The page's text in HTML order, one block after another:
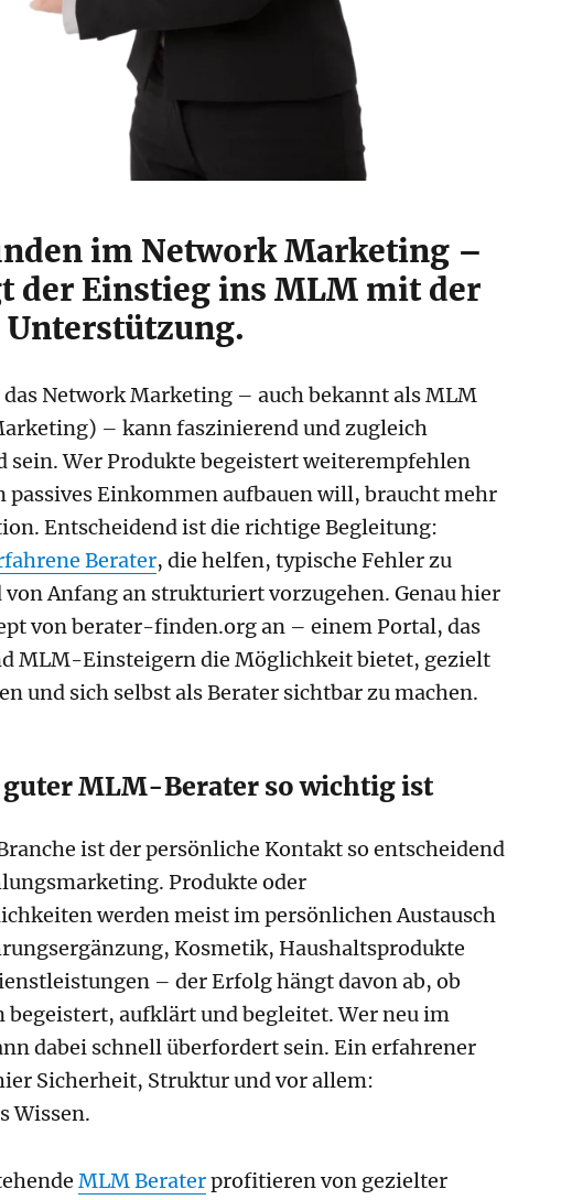
im Network Marketing –
der Einstieg ins MLM mit der
Network Marketing – auch bekannt als MLM
– kann faszinierend und zugleich
sein. Wer Produkte begeistert weiterempfehlen
passives Einkommen aufbauen will, braucht mehr
Entscheidend ist die richtige Begleitung:
Berater, die helfen, typische Fehler zu
Anfang an strukturiert vorzugehen. Genau hier
von berater-finden.org an – einem Portal, das
MLM-Einsteigern die Möglichkeit bietet, gezielt
und sich selbst als Berater sichtbar zu machen.
MLM-Berater so wichtig ist
ist der persönliche Kontakt so entscheidend
Produkte oder
werden meist im persönlichen Austausch
Kosmetik, Haushaltsprodukte
– der Erfolg hängt davon ab, ob
begeistert, aufklärt und begleitet. Wer neu im
dabei schnell überfordert sein. Ein erfahrener
Sicherheit, Struktur und vor allem:
Wissen.
MLM Beraterprofitieren von gezielter